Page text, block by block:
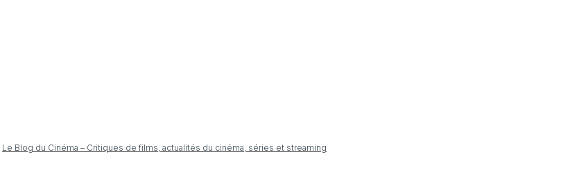
Le Blog du Cinéma – Critiques de films, actualités du cinéma, séries et streaming